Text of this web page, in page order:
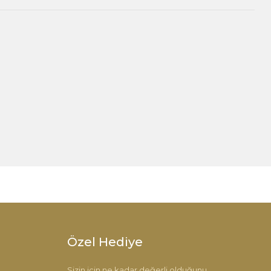
Özel Hediye